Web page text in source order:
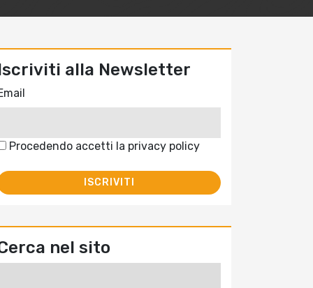
alla Newsletter
Procedendo accetti la privacy policy
nel sito